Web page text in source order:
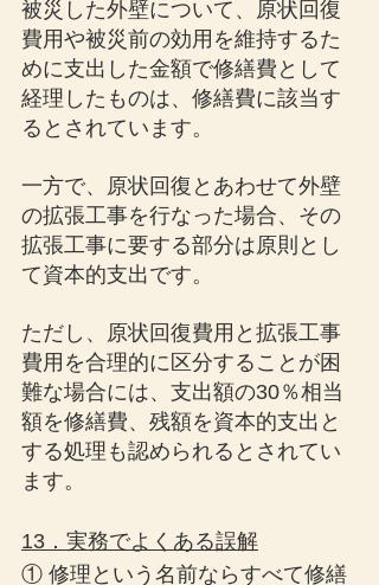
被災した外壁について、原状回復
費用や被災前の効用を維持するた
めに支出した金額で修繕費として
経理したものは、修繕費に該当す
るとされています。
一方で、原状回復とあわせて外壁
の拡張工事を行なった場合、その
拡張工事に要する部分は原則とし
て資本的支出です。
ただし、原状回復費用と拡張工事
費用を合理的に区分することが困
難な場合には、支出額の30％相当
額を修繕費、残額を資本的支出と
する処理も認められるとされてい
ます。
13．実務でよくある誤解
① 修理という名前ならすべて修繕